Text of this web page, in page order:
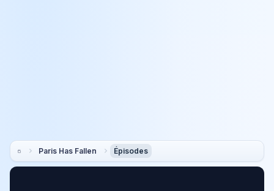
Paris Has Fallen Épisodes